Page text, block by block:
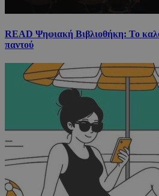
READ Ψηφιακή Βιβλιοθήκη: Το
παντού